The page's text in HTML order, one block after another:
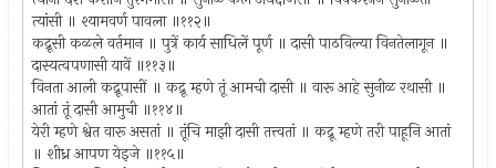
त्यांसी ॥ श्यामवर्ण पावला ॥११२॥
कद्रूसी कळले वर्तमान ॥ पुत्रें कार्य साधिलें पूर्ण ॥ दासी पाठविल्या विनतेलागून ॥
दास्यत्वपणासी यावें ॥११३॥
विनता आली कद्रूपासीं ॥ कद्रू म्हणे तूं आमची दासी ॥ वारू आहे सुनीळ रथासी ॥
आतां तूं दासी आमुची ॥११४॥
येरी म्हणे श्वेत वारू असतां ॥ तूंचि माझी दासी तत्त्वतां ॥ कद्रू म्हणे तरी पाहूनि आतां
॥ शीध्र आपण येइजे ॥११५॥